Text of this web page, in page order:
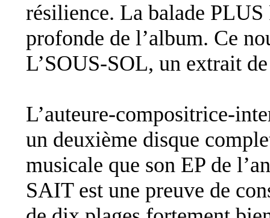
résilience. La balade
profonde de l’album. Ce
L’SOUS-SOL, un extrait
L’auteure-compositrice-
un deuxième disque
musicale que son EP de
SAIT est une preuve de